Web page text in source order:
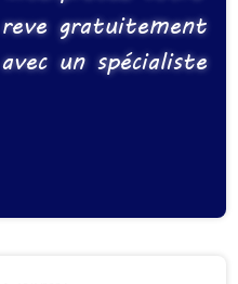
reve gratuitement
avec un spécialiste